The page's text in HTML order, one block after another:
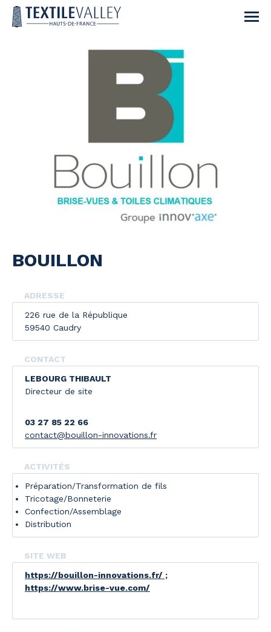
BOUILLON
ADRESSE
226 rue de la République
59540 Caudry
CONTACT
LEBOURG THIBAULT
Directeur de site
03 27 85 22 66
contact@bouillon-innovations.fr
ACTIVITÉS
Préparation/Transformation de fils
Tricotage/Bonneterie
Confection/Assemblage
Distribution
SITE WEB
https://bouillon-innovations.fr/ ;
https://www.brise-vue.com/